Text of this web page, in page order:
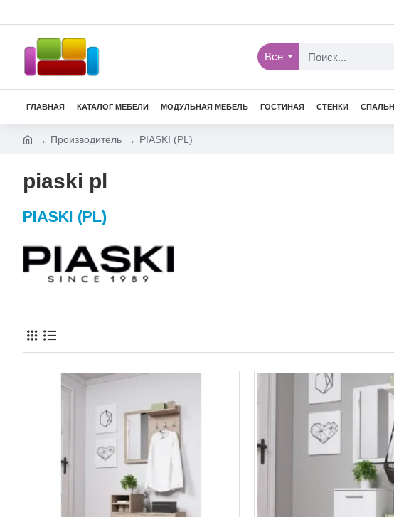
Все
ГЛАВНАЯ КАТАЛОГ МЕБЕЛИ МОДУЛЬНАЯ МЕБЕЛЬ ГОСТИНАЯ СТЕНКИ
Производитель PIASKI (PL)
piaski pl
PIASKI (PL)